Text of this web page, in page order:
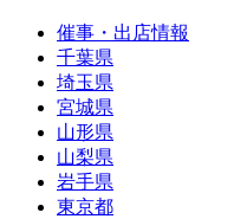
催事・出店情報
千葉県
埼玉県
宮城県
山形県
山梨県
岩手県
東京都